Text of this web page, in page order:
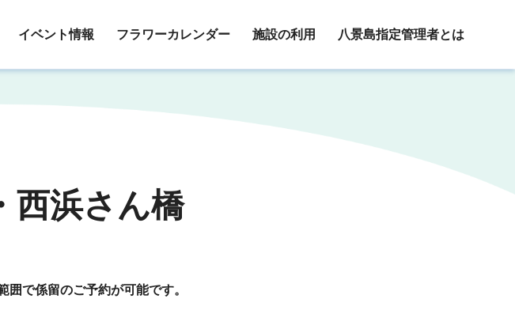
イベント情報 フラワーカレンダー 施設の利用 八景島指定管理者とは
西浜さん橋
で係留のご予約が可能です。